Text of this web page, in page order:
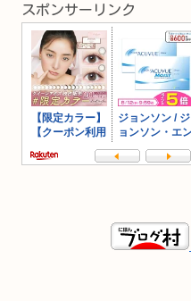
スポンサーリンク